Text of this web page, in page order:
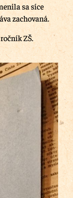
sa síce
zachovaná.
ZŠ.